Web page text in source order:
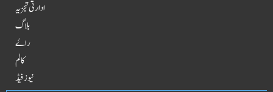
ادارتی تجزیہ
بلاگ
راۓ
کالم
نیوز فیڈ